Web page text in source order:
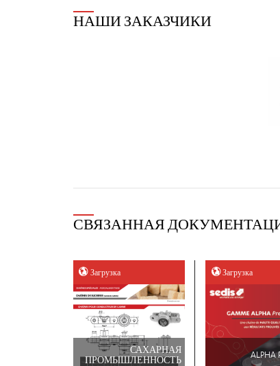
НАШИ ЗАКАЗЧИКИ
СВЯЗАННАЯ
Загрузка
САХАРНАЯ
ПРОМЫШЛЕННОСТЬ
Загрузка
ALPHA